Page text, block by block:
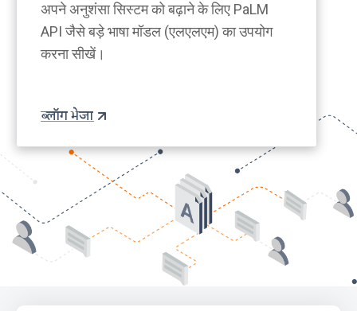
अपने अनुशंसा सिस्टम को बढ़ाने के लिए PaLM
API जैसे बड़े भाषा मॉडल (एलएलएम) का उपयोग
करना सीखें।
ब्लॉग भेजा